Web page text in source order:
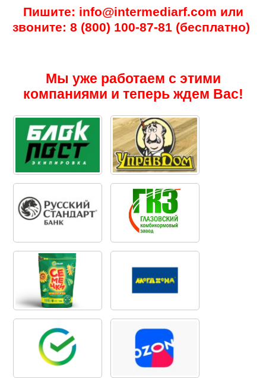
Пишите: info@intermediarf.com или
звоните: 8 (800) 100-87-81 (бесплатно)
Мы уже работаем с этими
компаниями и теперь ждем Вас!